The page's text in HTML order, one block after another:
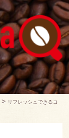
> リフレッシュできるコ